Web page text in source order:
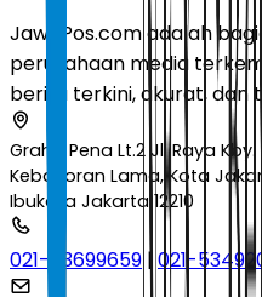
JawaPos.com adalah
perusahaan media
berita terkini, akurat, dan
Graha Pena Lt.2 Jl. Raya
Kebayoran Lama, Kota
Ibukota Jakarta 12210
021-53699659 | 021-